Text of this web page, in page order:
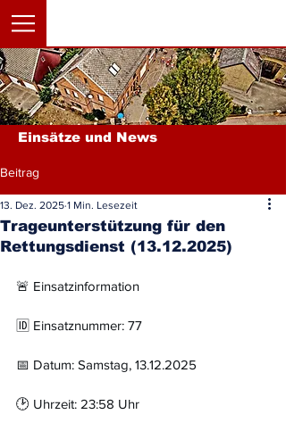
Einsätze und News
Beitrag
Trageunterstützung für den
Rettungsdienst (13.12.2025)
13. Dez. 2025 1 Min. Lesezeit
🚨 Einsatzinformation
🆔 Einsatznummer: 77
📅 Datum: Samstag, 13.12.2025
🕑 Uhrzeit: 23:58 Uhr